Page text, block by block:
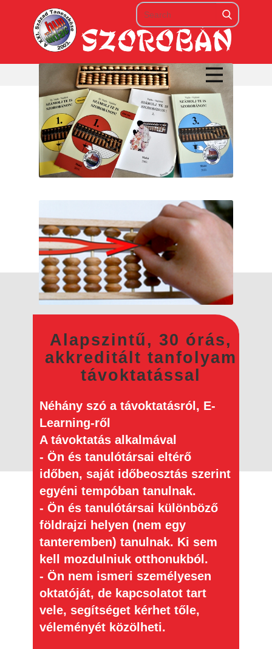
Alapszintű, 30 órás,
akkreditált tanfolyam
távoktatással
Néhány s​z​ó a távoktatásról, E-
Learning-ről
A távoktatás alkalmával
- Ön és tanulótársai eltérő
időben, saját időbeosztás szerint
egyéni tempóban tanulnak.
- Ön és tanulótársai különböző
földrajzi helyen (nem egy
tanteremben) tanulnak. Ki sem
kell mozdulniuk otthonukból.
- Ön nem ismeri személyesen
oktatóját, de kapcsolatot tart
vele, segítséget kérhet tőle,
véleményét közölheti.